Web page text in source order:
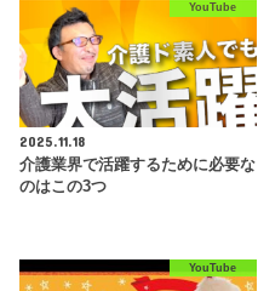
YouTube
2025.11.18
介護業界で活躍するために必要な
のはこの3つ
YouTube